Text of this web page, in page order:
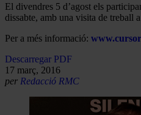
El divendres 5 d’agost els
dissabte, amb una visita de treball
Per a més informació:
Descarregar PDF
17 març, 2016
per Redacció RMC